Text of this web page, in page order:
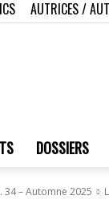
AUTRICES /
DOSSIERS
34 – Automne 2025